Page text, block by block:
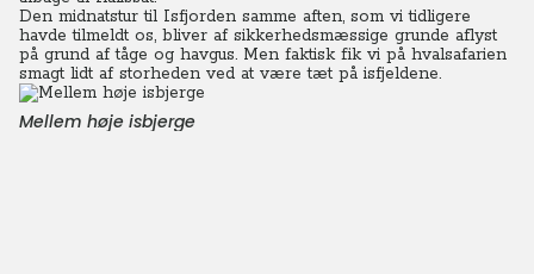
Den midnatstur til Isfjorden samme aften, som vi tidligere
havde tilmeldt os, bliver af sikkerhedsmæssige grunde aflyst
på grund af tåge og havgus. Men faktisk fik vi på hvalsafarien
smagt lidt af storheden ved at være tæt på isfjeldene.
Mellem høje isbjerge